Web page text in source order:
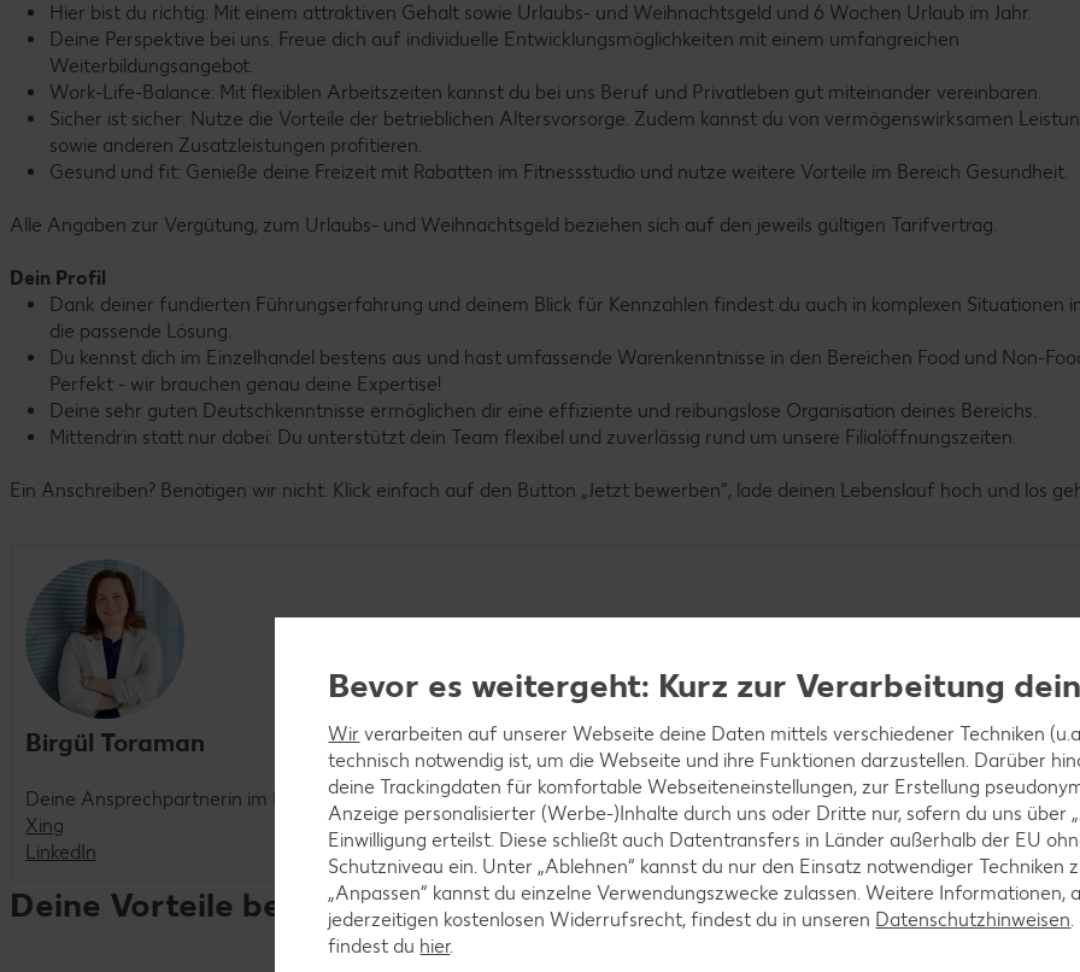
Hier bist du richtig: Mit einem attraktiven Gehalt sowie Urlaubs- und Weihnachtsgeld und 6 Wochen Urlaub im Jahr.
Deine Perspektive bei uns: Freue dich auf individuelle Entwicklungsmöglichkeiten mit einem umfangreichen
Weiterbildungsangebot.
Work-Life-Balance: Mit flexiblen Arbeitszeiten kannst du bei uns Beruf und Privatleben gut miteinander vereinbaren.
Sicher ist sicher: Nutze die Vorteile der betrieblichen Altersvorsorge. Zudem kannst du von vermögenswirksamen
sowie anderen Zusatzleistungen profitieren.
Gesund und fit: Genieße deine Freizeit mit Rabatten im Fitnessstudio und nutze weitere Vorteile im Bereich Gesundheit.
Alle Angaben zur Vergütung, zum Urlaubs- und Weihnachtsgeld beziehen sich auf den jeweils gültigen Tarifvertrag.
Dein Profil
Dank deiner fundierten Führungserfahrung und deinem Blick für Kennzahlen findest du auch in komplexen Situationen
die passende Lösung.
Du kennst dich im Einzelhandel bestens aus und hast umfassende Warenkenntnisse in den Bereichen Food und Non-
Perfekt - wir brauchen genau deine Expertise!
Deine sehr guten Deutschkenntnisse ermöglichen dir eine effiziente und reibungslose Organisation deines Bereichs.
Mittendrin statt nur dabei: Du unterstützt dein Team flexibel und zuverlässig rund um unsere Filialöffnungszeiten.
Ein Anschreiben? Benötigen wir nicht. Klick einfach auf den Button „Jetzt bewerben“, lade deinen Lebenslauf hoch und los
Birgül Toraman
Deine Ansprechpartnerin im Recruiting
Xing
LinkedIn
Deine Vorteile bei Kaufland
Bevor es weitergeht: Kurz zur Verarbeitung
Wir verarbeiten auf unserer Webseite deine Daten mittels verschiedener Techniken
technisch notwendig ist, um die Webseite und ihre Funktionen darzustellen. Darüber
deine Trackingdaten für komfortable Webseiteneinstellungen, zur Erstellung
Anzeige personalisierter (Werbe-)Inhalte durch uns oder Dritte nur, sofern du uns über
Einwilligung erteilst. Diese schließt auch Datentransfers in Länder außerhalb der EU
Schutzniveau ein. Unter „Ablehnen“ kannst du nur den Einsatz notwendiger Techniken
„Anpassen“ kannst du einzelne Verwendungszwecke zulassen. Weitere Informationen,
jederzeitigen kostenlosen Widerrufsrecht, findest du in unseren Datenschutzhinweisen
findest du hier.